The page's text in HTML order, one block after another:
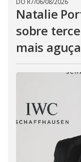
DO R7/06/08/2026
Natalie
sobre
mais